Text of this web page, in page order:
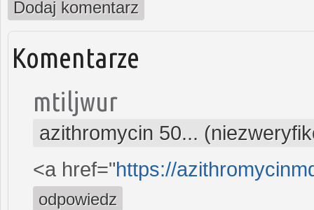
Dodaj komentarz
Komentarze
mtiljwur
azithromycin 50...
<a href="https://
odpowiedz